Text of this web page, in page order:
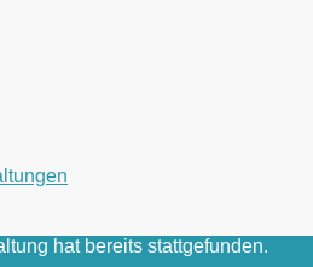
hat bereits stattgefunden.